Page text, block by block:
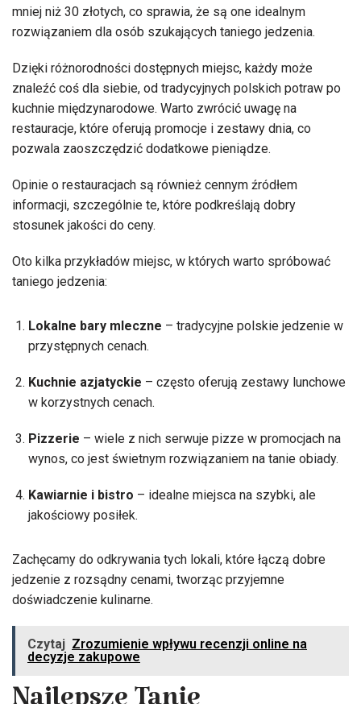
mniej niż 30 złotych, co sprawia, że są one idealnym
rozwiązaniem dla osób szukających taniego jedzenia.
Dzięki różnorodności dostępnych miejsc, każdy może
znaleźć coś dla siebie, od tradycyjnych polskich potraw po
kuchnie międzynarodowe. Warto zwrócić uwagę na
restauracje, które oferują promocje i zestawy dnia, co
pozwala zaoszczędzić dodatkowe pieniądze.
Opinie o restauracjach są również cennym źródłem
informacji, szczególnie te, które podkreślają dobry
stosunek jakości do ceny.
Oto kilka przykładów miejsc, w których warto spróbować
taniego jedzenia:
Lokalne bary mleczne – tradycyjne polskie jedzenie w
przystępnych cenach.
Kuchnie azjatyckie – często oferują zestawy lunchowe
w korzystnych cenach.
Pizzerie – wiele z nich serwuje pizze w promocjach na
wynos, co jest świetnym rozwiązaniem na tanie obiady.
Kawiarnie i bistro – idealne miejsca na szybki, ale
jakościowy posiłek.
Zachęcamy do odkrywania tych lokali, które łączą dobre
jedzenie z rozsądny cenami, tworząc przyjemne
doświadczenie kulinarne.
Czytaj Zrozumienie wpływu recenzji online na
decyzje zakupowe